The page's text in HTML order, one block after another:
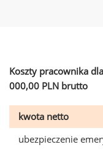
Koszty pracownika
000,00 PLN brutto
kwota netto
ubezpieczenie